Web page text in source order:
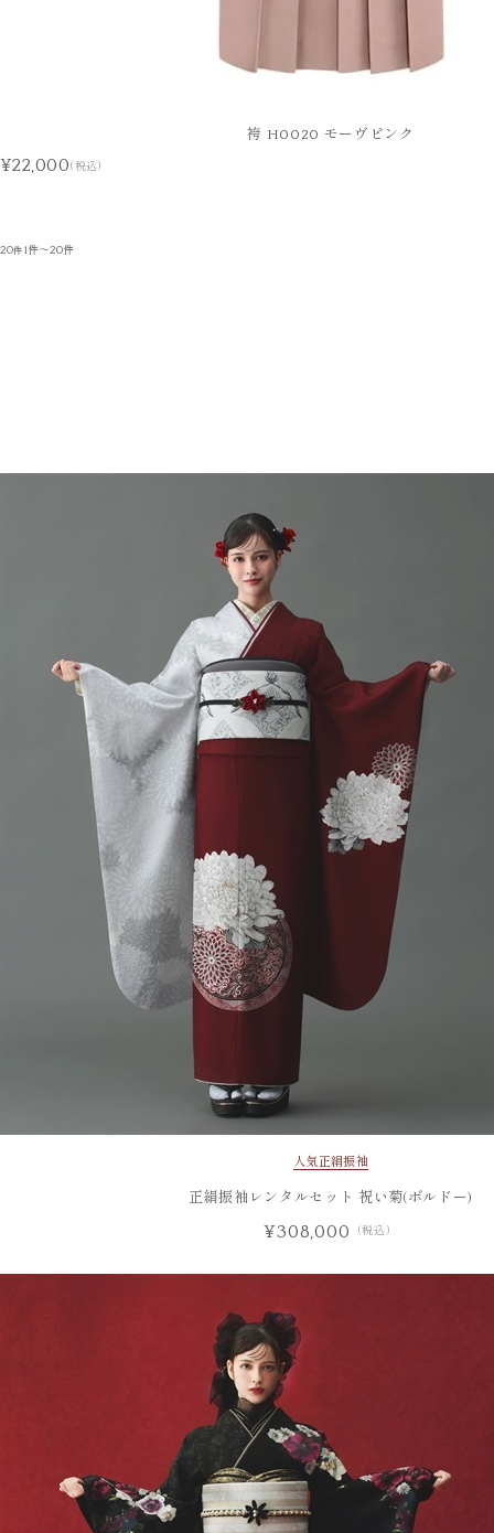
袴 H0020 モーヴピンク
¥22,000(税込)
20件 1件～20件
人気 正絹振袖
正絹振袖レンタルセット 祝い菊(ボルドー)
¥308,000 （税込）